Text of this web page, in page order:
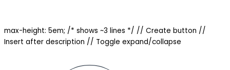
max-height: 5em; /* shows ~3 lines */ // Create button //
Insert after description // Toggle expand/collapse